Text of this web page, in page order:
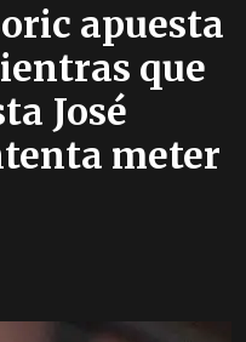
apuesta
que
José
meter